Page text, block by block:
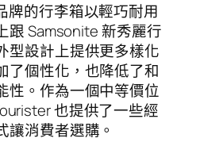
牌的行李箱以輕巧耐用
跟 Samsonite 新秀麗行
型設計上提供更多樣化
了個性化，也降低了和
性。作為一個中等價位
也提供了一些經
讓消費者選購。